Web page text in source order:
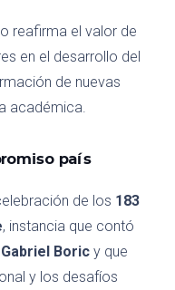
reafirma el valor de
en el desarrollo del
de nuevas
académica.
país
de los 183
, instancia que contó
Boric y que
y los desafíos